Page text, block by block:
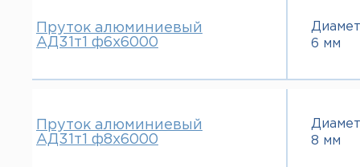
Пруток алюминиевый
АД31т1 ф6х6000
6 мм
Пруток алюминиевый
АД31т1 ф8х6000
8 мм